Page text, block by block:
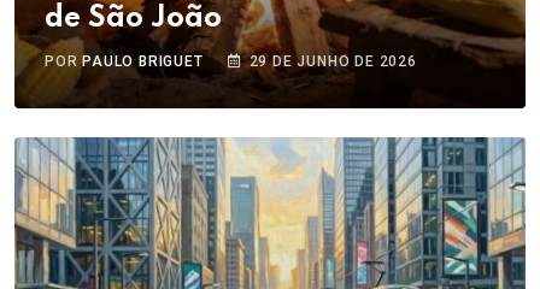
de São João
POR PAULO BRIGUET 29 DE JUNHO DE 2026